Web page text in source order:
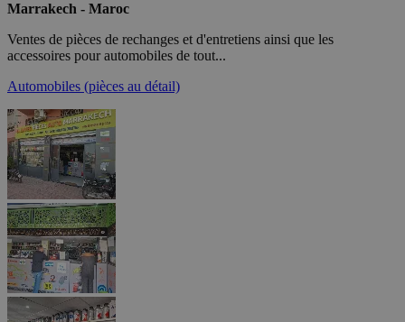
Marrakech - Maroc
Ventes de pièces de rechanges et d'entretiens ainsi que les
accessoires pour automobiles de tout...
Automobiles (pièces au détail)